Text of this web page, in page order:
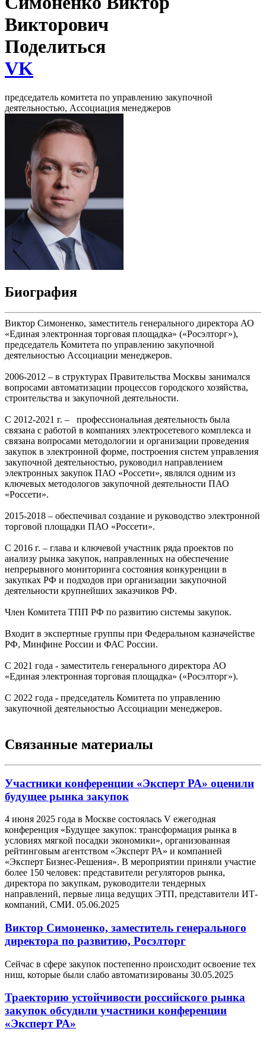
Викторович
Поделиться
VK
председатель комитета по управлению закупочной
деятельностью, Ассоциация менеджеров
Биография
Виктор Симоненко, заместитель генерального директора АО
«Единая электронная торговая площадка» («Росэлторг»),
председатель Комитета по управлению закупочной
деятельностью Ассоциации менеджеров.
2006-2012 – в структурах Правительства Москвы занимался
вопросами автоматизации процессов городского хозяйства,
строительства и закупочной деятельности.
C 2012-2021 г. – профессиональная деятельность была
связана с работой в компаниях электросетевого комплекса и
связана вопросами методологии и организации проведения
закупок в электронной форме, построения систем управления
закупочной деятельностью, руководил направлением
электронных закупок ПАО «Россети», являлся одним из
ключевых методологов закупочной деятельности ПАО
«Россети».
2015-2018 – обеспечивал создание и руководство электронной
торговой площадки ПАО «Россети».
С 2016 г. – глава и ключевой участник ряда проектов по
анализу рынка закупок, направленных на обеспечение
непрерывного мониторинга состояния конкуренции в
закупках РФ и подходов при организации закупочной
деятельности крупнейших заказчиков РФ.
Член Комитета ТПП РФ по развитию системы закупок.
Входит в экспертные группы при Федеральном казначействе
РФ, Минфине России и ФАС России.
C 2021 года - заместитель генерального директора АО
«Единая электронная торговая площадка» («Росэлторг»).
C 2022 года - председатель Комитета по управлению
закупочной деятельностью Ассоциации менеджеров.
Связанные материалы
Участники конференции «Эксперт РА» оценили
будущее рынка закупок
4 июня 2025 года в Москве состоялась V ежегодная
конференция «Будущее закупок: трансформация рынка в
условиях мягкой посадки экономики», организованная
рейтинговым агентством «Эксперт РА» и компанией
«Эксперт Бизнес-Решения». В мероприятии приняли участие
более 150 человек: представители регуляторов рынка,
директора по закупкам, руководители тендерных
направлений, первые лица ведущих ЭТП, представители ИТ-
компаний, СМИ. 05.06.2025
Виктор Симоненко, заместитель генерального
директора по развитию, Росэлторг
Сейчас в сфере закупок постепенно происходит освоение тех
ниш, которые были слабо автоматизированы 30.05.2025
Траекторию устойчивости российского рынка
закупок обсудили участники конференции
«Эксперт РА»